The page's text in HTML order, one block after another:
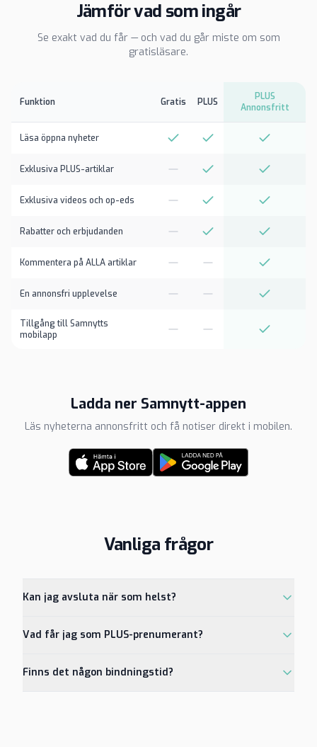
Jämför vad som ingår
Se exakt vad du får — och vad du går miste om som
gratisläsare.
Funktion Gratis PLUS
PLUS
Annonsfritt
Läsa öppna nyheter
Exklusiva PLUS-artiklar
Exklusiva videos och op-eds
Rabatter och erbjudanden
Kommentera på ALLA artiklar
En annonsfri upplevelse
Tillgång till Samnytts
mobilapp
Ladda ner Samnytt-appen
Läs nyheterna annonsfritt och få notiser direkt i mobilen.
Vanliga frågor
Kan jag avsluta när som helst?
Vad får jag som PLUS-prenumerant?
Finns det någon bindningstid?